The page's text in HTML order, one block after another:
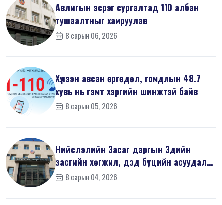
Авлигын эсрэг сургалтад 110 албан
тушаалтныг хамруулав
8 сарын 06, 2026
Хүлээн авсан өргөдөл, гомдлын 48.7
хувь нь гэмт хэргийн шинжтэй байв
8 сарын 05, 2026
Нийслэлийн Засаг даргын Эдийн
засгийн хөгжил, дэд бүтцийн асуудал
хари...
8 сарын 04, 2026